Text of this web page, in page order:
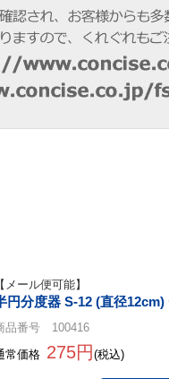
【メール便可能】
円分度器 S-12 (直径
品番号 100416
常価格 275円 (税込)